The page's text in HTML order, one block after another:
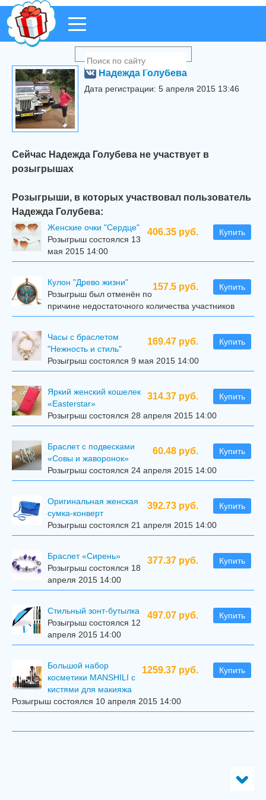
Надежда Голубева
Дата регистрации: 5 апреля 2015 13:46
Сейчас Надежда Голубева не участвует в
розыгрышах
Розыгрыши, в которых участвовал пользователь
Надежда Голубева:
406.35 руб. Купить
Женские очки "Сердце"
Розыгрыш состоялся 13
мая 2015 14:00
157.5 руб. Купить
Кулон "Древо жизни"
Розыгрыш был отменён по
причине недостаточного количества участников
169.47 руб. Купить
Часы с браслетом
"Нежность и стиль"
Розыгрыш состоялся 9 мая 2015 14:00
314.37 руб. Купить
Яркий женский кошелек
«Easterstar»
Розыгрыш состоялся 28 апреля 2015 14:00
60.48 руб. Купить
Браслет с подвесками
«Совы и жаворонок»
Розыгрыш состоялся 24 апреля 2015 14:00
392.73 руб. Купить
Оригинальная женская
сумка-конверт
Розыгрыш состоялся 21 апреля 2015 14:00
377.37 руб. Купить
Браслет «Сирень»
Розыгрыш состоялся 18
апреля 2015 14:00
497.07 руб. Купить
Стильный зонт-бутылка
Розыгрыш состоялся 12
апреля 2015 14:00
1259.37 руб. Купить
Большой набор
косметики MANSHILI с
кистями для макияжа
Розыгрыш состоялся 10 апреля 2015 14:00